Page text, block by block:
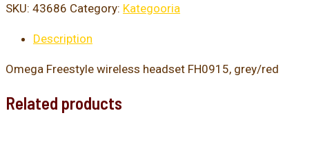
SKU: 43686 Category: Kategooria
Description
Omega Freestyle wireless headset FH0915, grey/red
Related products